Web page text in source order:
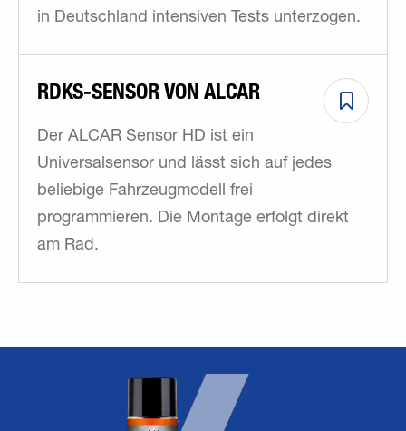
in Deutschland intensiven Tests unterzogen.
RDKS-SENSOR VON ALCAR
Der ALCAR Sensor HD ist ein
Universalsensor und lässt sich auf jedes
beliebige Fahrzeugmodell frei
programmieren. Die Montage erfolgt direkt
am Rad.